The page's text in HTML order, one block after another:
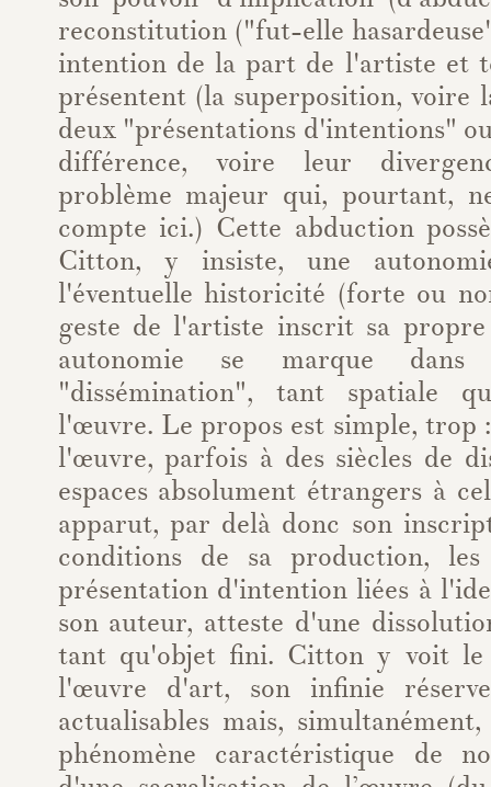
reconstitution ("fut-elle
intention de la part de l'artiste et
présentent (la superposition, voire
deux "présentations d'intentions"
différence, voire leur
problème majeur qui, pourtant,
compte ici.) Cette abduction
Citton, y insiste, une
l'éventuelle historicité (forte ou
geste de l'artiste inscrit sa
autonomie se marque
"dissémination", tant spatiale
l'œuvre. Le propos est simple, trop
l'œuvre, parfois à des siècles de
espaces absolument étrangers à
apparut, par delà donc son
conditions de sa production,
présentation d'intention liées à
son auteur, atteste d'une
tant qu'objet fini. Citton y voit le
l'œuvre d'art, son infinie
actualisables mais,
phénomène caractéristique de